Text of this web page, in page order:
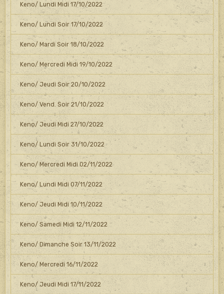
Keno/ Lundi Midi 17/10/2022
Keno/ Lundi Soir 17/10/2022
Keno/ Mardi Soir 18/10/2022
Keno/ Mercredi Midi 19/10/2022
Keno/ Jeudi Soir 20/10/2022
Keno/ Vend. Soir 21/10/2022
Keno/ Jeudi Midi 27/10/2022
Keno/ Lundi Soir 31/10/2022
Keno/ Mercredi Midi 02/11/2022
Keno/ Lundi Midi 07/11/2022
Keno/ Jeudi Midi 10/11/2022
Keno/ Samedi Midi 12/11/2022
Keno/ Dimanche Soir 13/11/2022
Keno/ Mercredi 16/11/2022
Keno/ Jeudi Midi 17/11/2022